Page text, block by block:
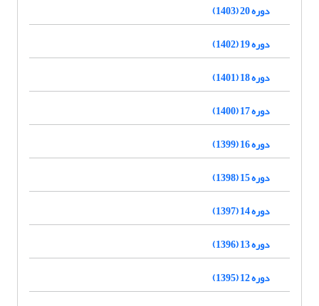
دوره 20 (1403)
دوره 19 (1402)
دوره 18 (1401)
دوره 17 (1400)
دوره 16 (1399)
دوره 15 (1398)
دوره 14 (1397)
دوره 13 (1396)
دوره 12 (1395)